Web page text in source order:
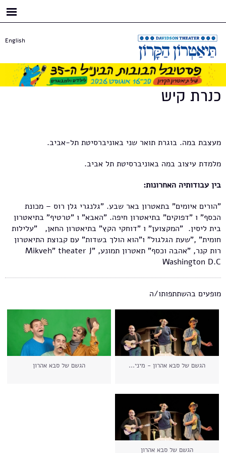
English
כנרת קיש
מעצבת במה. בוגרת תואר שני באוניברסיטת תל-אביב.
מלמדת עיצוב במה באוניברסיטת תל אביב.
בין עבודותיה האחרונות:
"הורים איומים" בתאטרון באר שבע. "גלנגרי גלן רוס – מכונת
הכסף" ו "דפוקים" בתיאטרון חיפה. "האבא" ו "טרטיף" בתיאטרון
בית ליסין. "המקצוען" ו "דוחקי הקץ" בתיאטרון החאן, "עלילות
חומית" ,"שעת הגלגול" ו"הוא הולך בשדות" עם קבוצת התיאטרון
רות קנר, "אהבה וכסף" תאטרון תמונע, "Mikveh" theater J
Washington D.C
מופעים בהשתתפותו/ה
הגשם של סבא אהרון - מיני... הגשם של סבא אהרון
הגשם של סבא אהרון